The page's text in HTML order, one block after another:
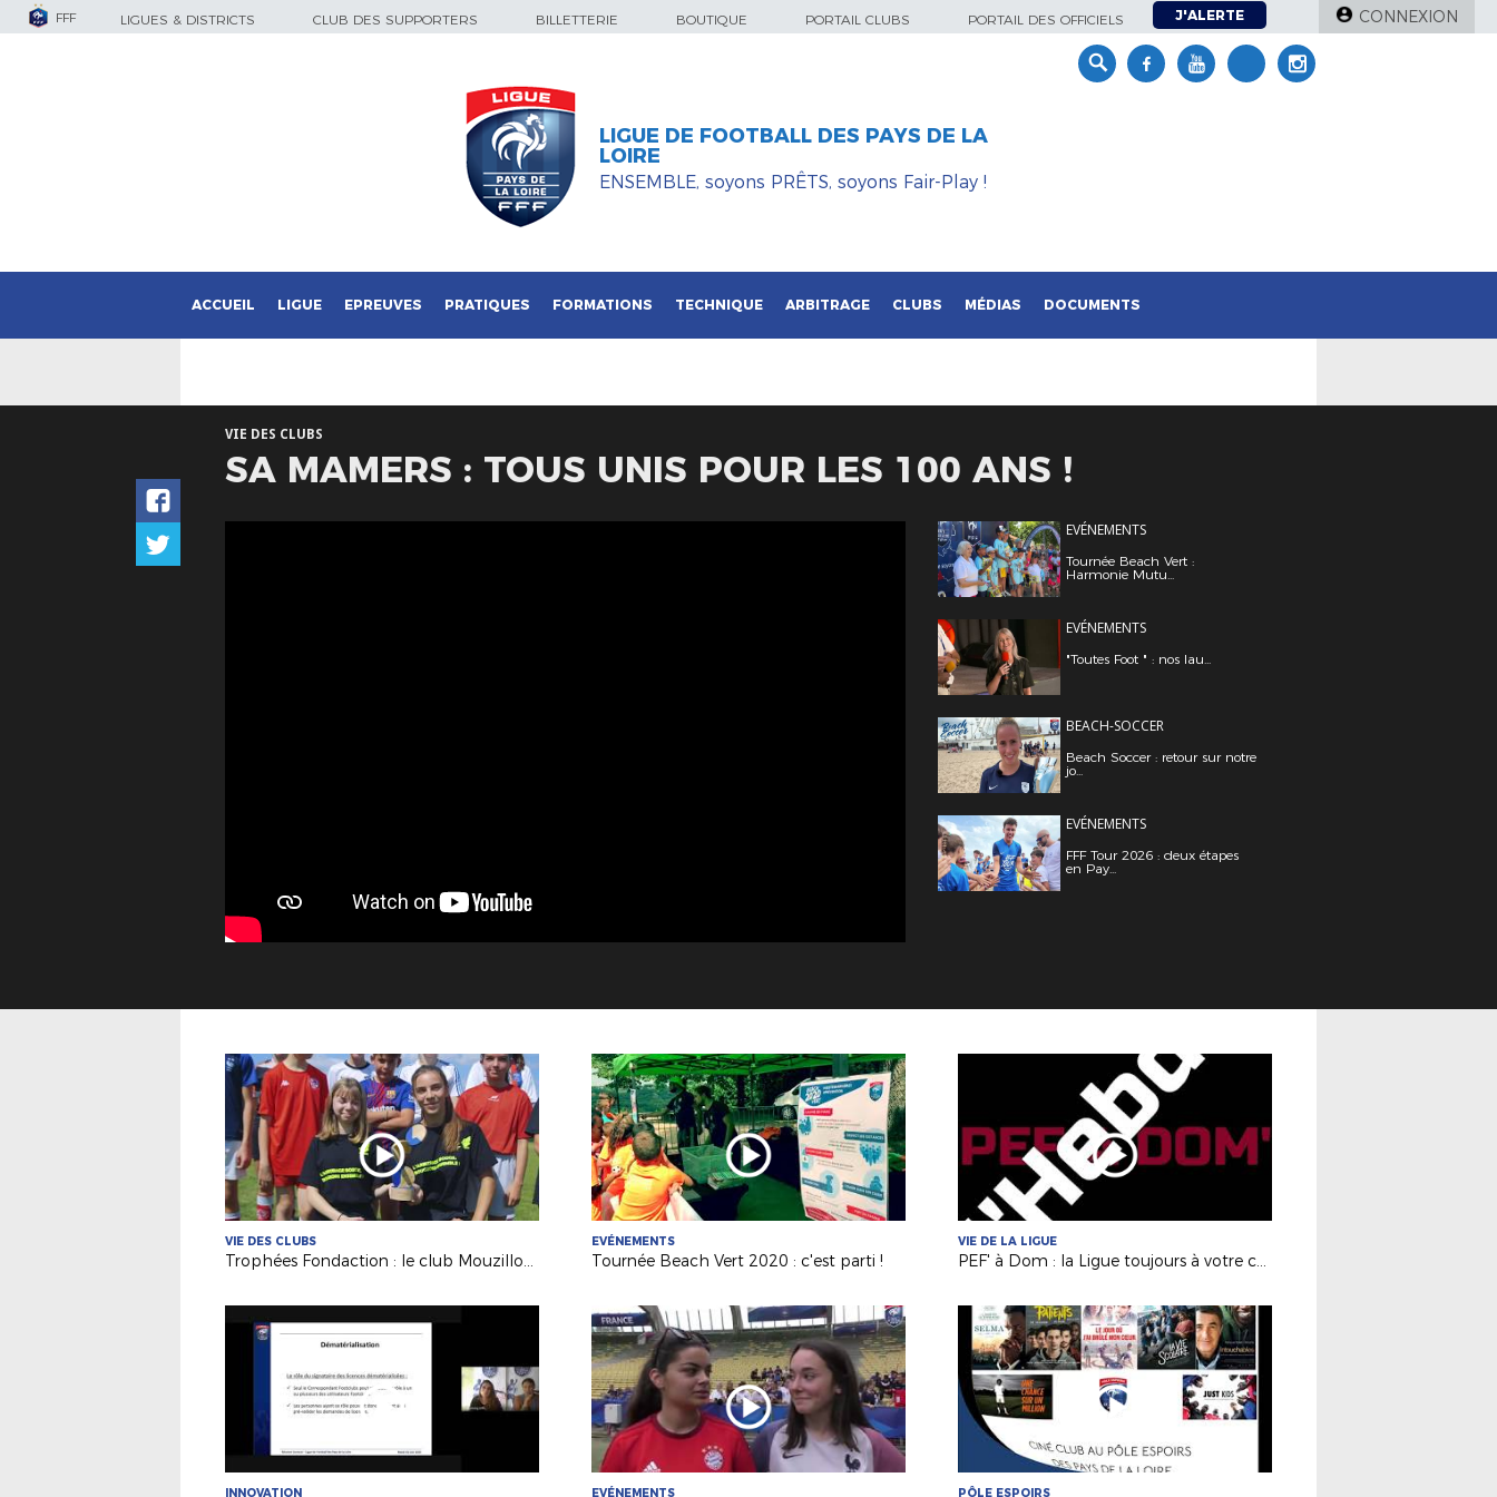
FFF LIGUES & DISTRICTS CLUB DES SUPPORTERS BILLETTERIE BOUTIQUE PORTAIL CLUBS PORTAIL DES OFFICIELS J'ALERTE CONNEXION
LIGUE DE FOOTBALL DES PAYS DE LA
LOIRE
ENSEMBLE, soyons PRÊTS, soyons Fair-Play !
ACCUEIL LIGUE EPREUVES PRATIQUES FORMATIONS TECHNIQUE ARBITRAGE CLUBS MÉDIAS DOCUMENTS
VIE DES CLUBS
SA MAMERS : TOUS UNIS POUR LES 100 ANS !
EVÉNEMENTS
Tournée Beach Vert :
Harmonie Mutu...
EVÉNEMENTS
"Toutes Foot " : nos lau...
BEACH-SOCCER
Beach Soccer : retour sur notre
jo...
EVÉNEMENTS
FFF Tour 2026 : deux étapes
en Pay...
VIE DES CLUBS
Trophées Fondaction : le club Mouzillon primé !
EVÉNEMENTS
Tournée Beach Vert 2020 : c'est parti !
VIE DE LA LIGUE
PEF' à Dom : la Ligue toujours à votre contact !
INNOVATION EVÉNEMENTS PÔLE ESPOIRS